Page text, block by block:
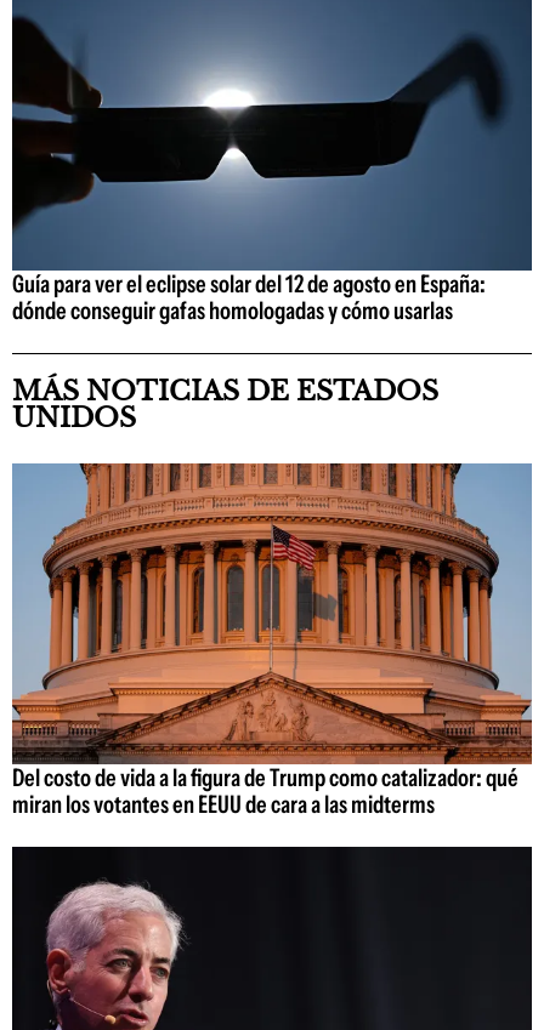
Guía para ver el eclipse solar del 12 de agosto en España:
dónde conseguir gafas homologadas y cómo usarlas
MÁS NOTICIAS DE ESTADOS
UNIDOS
Del costo de vida a la figura de Trump como catalizador: qué
miran los votantes en EEUU de cara a las midterms